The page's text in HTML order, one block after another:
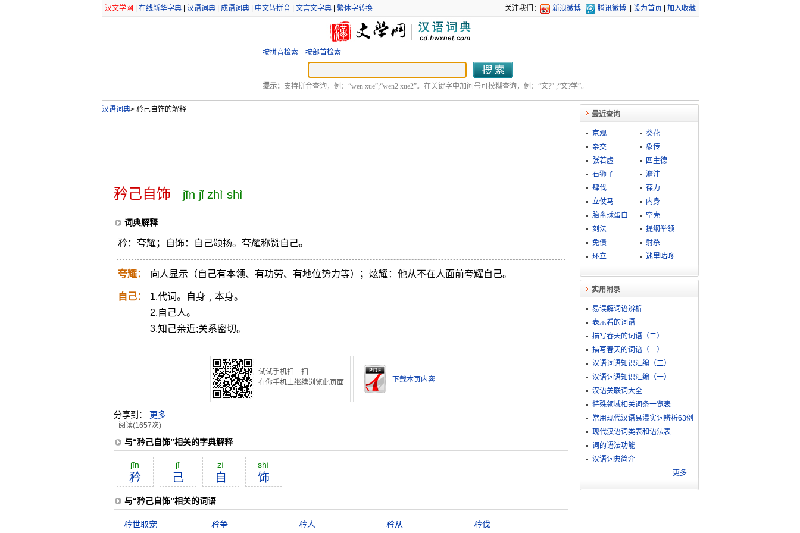
汉文学网 在线新华字典| 汉语词典| 成语词典| 中文转拼音| 文言文字典| 繁体字转换 关注我们： 新浪微博 腾讯微博 设为首页 加入收藏
按拼音检索 按部首检索
提示： 支持拼音查询，例：“wen xue”;“wen2 xue2”。在关键字中加问号可模糊查询，例：“文?” ;“文?学”。
汉语词典>矜己自饰的解释
矜己自饰 jīn jǐ zhì shì
词典解释
矜：夸耀；自饰：自己颂扬。夸耀称赞自己。
夸耀： 向人显示（自己有本领、有功劳、有地位势力等）；炫耀：他从不在人面前夸耀自己。
自己：
1.代词。自身﹐本身。
2.自己人。
3.知己亲近;关系密切。
试试手机扫一扫
在你手机上继续浏览此页面
下载本页内容
分享到： 更多
阅读(1657次)
与“矜己自饰”相关的字典解释
jīn
矜
jĭ
己
zì
自
shì
饰
与“矜己自饰”相关的词语
矜世取宠 矜争 矜人 矜从 矜伐
最近查询
京观
葵花
杂交
象传
张若虚
四主德
石狮子
澹注
肆伐
葆力
立仗马
内身
胎盘球蛋白
空壳
刻法
提纲举领
免债
射杀
环立
迷里咕咚
实用附录
易误解词语辨析
表示看的词语
描写春天的词语（二）
描写春天的词语（一）
汉语词语知识汇编（二）
汉语词语知识汇编（一）
汉语关联词大全
特殊领域相关词条一览表
常用现代汉语易混实词辨析63例
现代汉语词类表和语法表
词的语法功能
汉语词典简介
更多...